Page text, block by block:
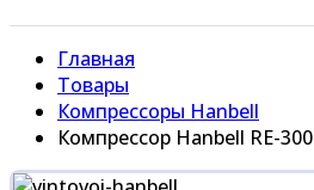
Главная
Товары
Компрессоры Hanbell
Компрессор Hanbell RE-300